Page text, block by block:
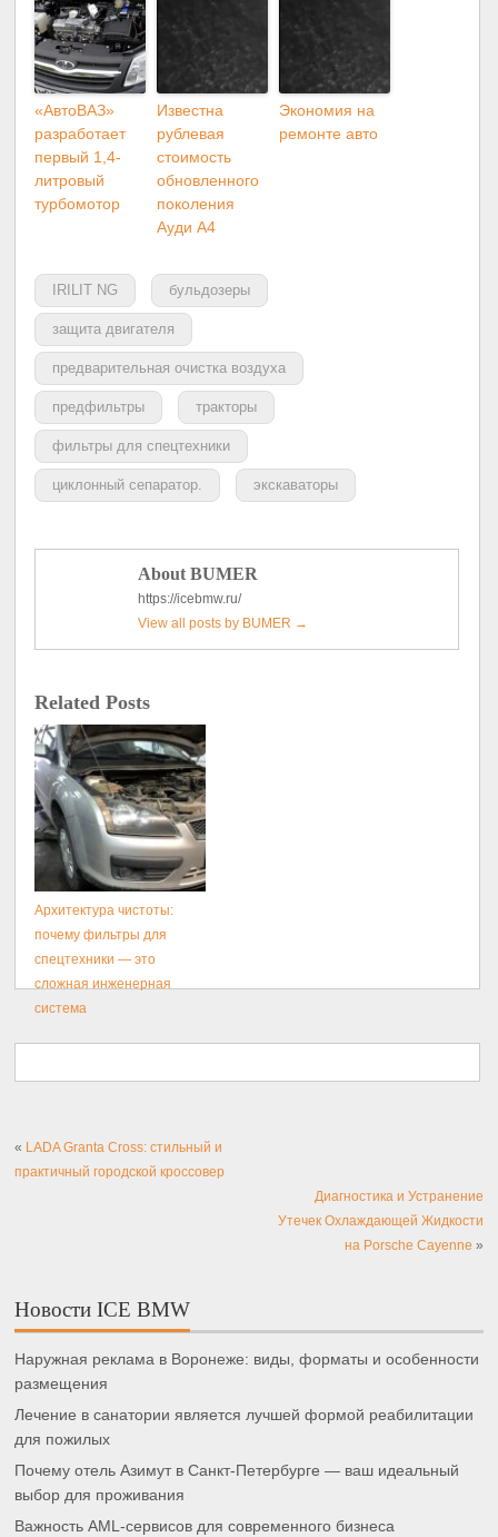
«АвтоВАЗ»
разработает
первый 1,4-
литровый
турбомотор
Известна
рублевая
стоимость
обновленного
поколения
Ауди A4
Экономия на
ремонте авто
IRILIT NG бульдозеры
защита двигателя
предварительная очистка воздуха
предфильтры тракторы
фильтры для спецтехники
циклонный сепаратор. экскаваторы
About BUMER
https://icebmw.ru/
View all posts by BUMER →
Related Posts
Архитектура чистоты:
почему фильтры для
спецтехники — это
сложная инженерная
система
« LADA Granta Cross: стильный и
практичный городской кроссовер
Диагностика и Устранение
Утечек Охлаждающей Жидкости
на Porsche Cayenne »
Новости ICE BMW
Наружная реклама в Воронеже: виды, форматы и особенности
размещения
Лечение в санатории является лучшей формой реабилитации
для пожилых
Почему отель Азимут в Санкт-Петербурге — ваш идеальный
выбор для проживания
Важность AML-сервисов для современного бизнеса